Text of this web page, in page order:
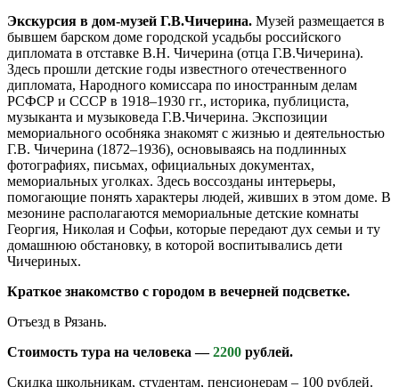
Экскурсия в дом-музей Г.В.Чичерина. Музей размещается в
бывшем барском доме городской усадьбы российского
дипломата в отставке В.Н. Чичерина (отца Г.В.Чичерина).
Здесь прошли детские годы известного отечественного
дипломата, Народного комиссара по иностранным делам
РСФСР и СССР в 1918–1930 гг., историка, публициста,
музыканта и музыковеда Г.В.Чичерина. Экспозиции
мемориального особняка знакомят с жизнью и деятельностью
Г.В. Чичерина (1872–1936), основываясь на подлинных
фотографиях, письмах, официальных документах,
мемориальных уголках. Здесь воссозданы интерьеры,
помогающие понять характеры людей, живших в этом доме. В
мезонине располагаются мемориальные детские комнаты
Георгия, Николая и Софьи, которые передают дух семьи и ту
домашнюю обстановку, в которой воспитывались дети
Чичериных.
Краткое знакомство с городом в вечерней подсветке.
Отъезд в Рязань.
Стоимость тура на человека —2200 рублей.
Скидка школьникам, студентам, пенсионерам – 100 рублей.